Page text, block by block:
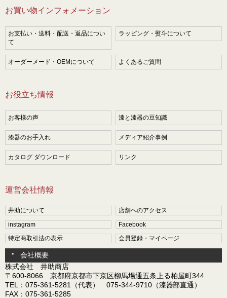
お買い物インフォメーション
お支払い・送料・配送・返品につい
て
ラッピング・熨斗について
オーダーメード・OEMについて よくあるご質問
お役立ち情報
お客様の声 漆と漆器の豆知識
漆器のお手入れ メディア紹介事例
カタログ ダウンロード リンク
運営会社情報
井助について
店舗へのアクセス
instagram
Facebook
特定商取引法の表示
会員登録・マイページ
会社概要
株式会社 井助商店
〒600-8066 京都府京都市下京区柳馬場通五条上る柏屋町344
TEL：075-361-5281（代表） 075-344-9710（漆器部直通）
FAX：075-361-5285